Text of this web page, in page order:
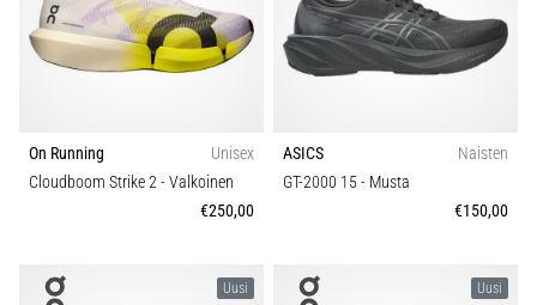
pistävästä
kantapääkivusta
juoksun
sen
jälkeen?
Hinta
Mallisto
Piikin tyyppi
Kestävyys
On Running
Unisex
Cloudboom Strike 2- Valkoinen
€250,00
ASICS
Naisten
GT-2000 15- Musta
€150,00
Uusi Uusi